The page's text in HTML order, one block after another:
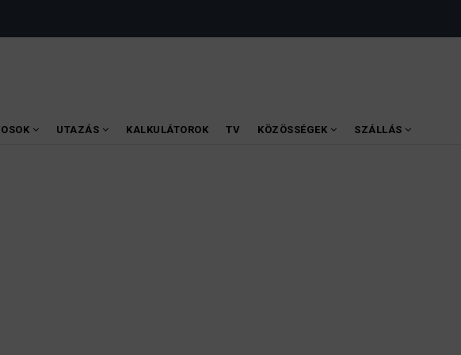
UTAZÁS KALKULÁTOROK TV KÖZÖSSÉGEK SZÁLLÁS